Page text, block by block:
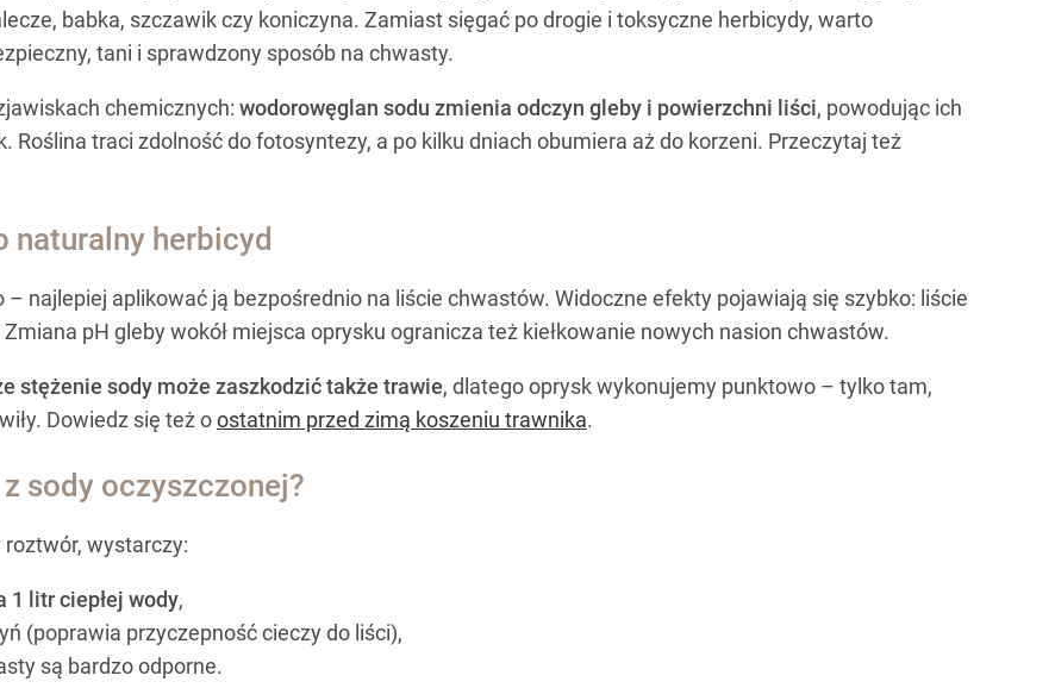
babka, szczawik czy koniczyna. Zamiast sięgać po drogie i toksyczne herbicydy, warto
tani i sprawdzony sposób na chwasty.
chemicznych: wodorowęglan sodu zmienia odczyn gleby i powierzchni liści, powodując ich
Roślina traci zdolność do fotosyntezy, a po kilku dniach obumiera aż do korzeni. Przeczytaj też
naturalny herbicyd
– najlepiej aplikować ją bezpośrednio na liście chwastów. Widoczne efekty pojawiają się szybko: liście
pH gleby wokół miejsca oprysku ogranicza też kiełkowanie nowych nasion chwastów.
stężenie sody może zaszkodzić także trawie, dlatego oprysk wykonujemy punktowo – tylko tam,
Dowiedz się też oostatnim przed zimą koszeniu trawnika.
sody oczyszczonej?
wystarczy:
1 litr ciepłej wody,
(poprawia przyczepność cieczy do liści),
są bardzo odporne.